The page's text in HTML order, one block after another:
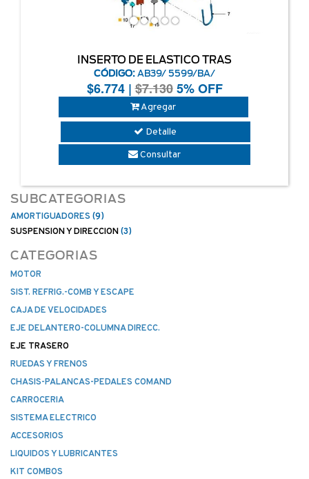
INSERTO DE ELASTICO TRAS
CÓDIGO: AB39/ 5599/BA/
$6.774|$7.1305% OFF
Agregar
Detalle
Consultar
SUBCATEGORIAS
AMORTIGUADORES(9)
SUSPENSION Y DIRECCION(3)
CATEGORIAS
MOTOR
SIST. REFRIG.-COMB Y ESCAPE
CAJA DE VELOCIDADES
EJE DELANTERO-COLUMNA DIRECC.
EJE TRASERO
RUEDAS Y FRENOS
CHASIS-PALANCAS-PEDALES COMAND
CARROCERIA
SISTEMA ELECTRICO
ACCESORIOS
LIQUIDOS Y LUBRICANTES
KIT COMBOS